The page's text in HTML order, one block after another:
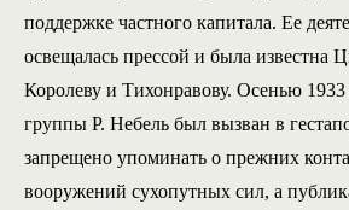
поддержке частного капитала. Ее
освещалась прессой и была известна
Королеву и Тихонравову. Осенью 1933
группы Р. Небель был вызван в
запрещено упоминать о прежних
вооружений сухопутных сил, а